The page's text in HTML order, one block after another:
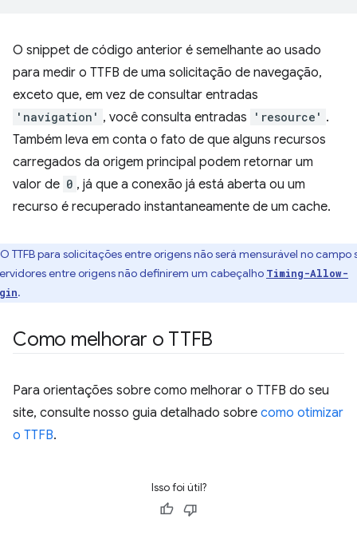
O snippet de código anterior é semelhante ao usado
para medir o TTFB de uma solicitação de navegação,
exceto que, em vez de consultar entradas
'navigation' , você consulta entradas 'resource' .
Também leva em conta o fato de que alguns recursos
carregados da origem principal podem retornar um
valor de 0 , já que a conexão já está aberta ou um
recurso é recuperado instantaneamente de um cache.
O TTFB para solicitações entre origens não será mensurável no campo
entre origens não definirem um cabeçalho Timing-Allow-
.
Como melhorar o TTFB
Para orientações sobre como melhorar o TTFB do seu
site, consulte nosso guia detalhado sobre como otimizar
o TTFB.
Isso foi útil?